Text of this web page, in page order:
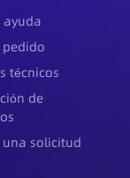
ayuda
pedido
técnicos
de
una solicitud